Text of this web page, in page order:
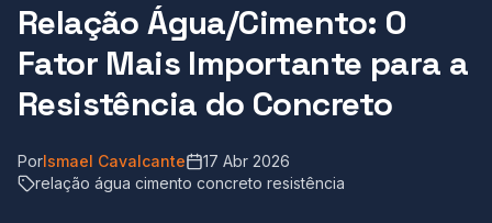
Relação Água/Cimento: O
Fator Mais Importante para a
Resistência do Concreto
PorIsmael Cavalcante
17 Abr 2026
relação água cimento concreto resistência